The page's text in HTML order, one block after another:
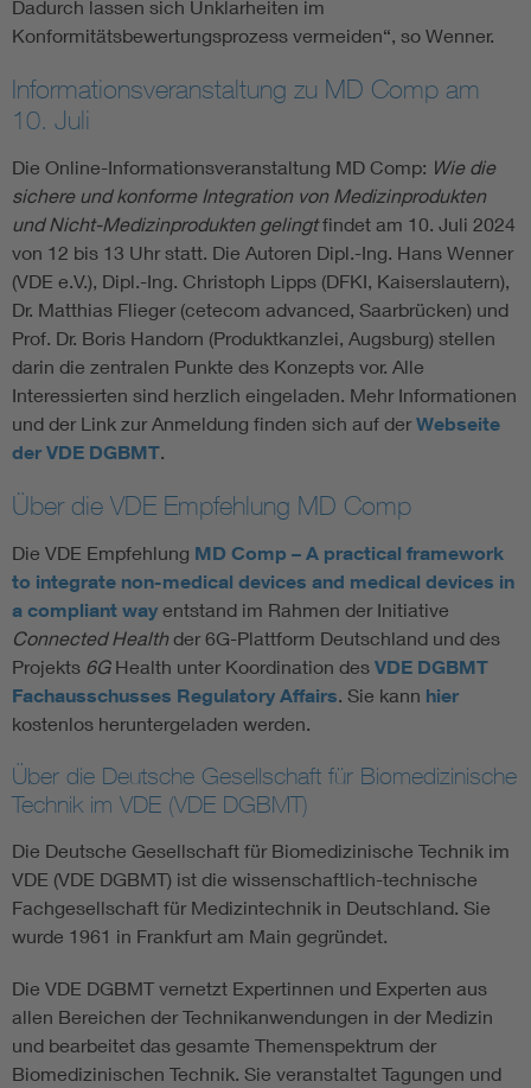
Dadurch lassen sich Unklarheiten im
Konformitätsbewertungsprozess vermeiden“, so Wenner.
Informationsveranstaltung zu MD Comp am
10. Juli
Die Online-Informationsveranstaltung MD Comp: Wie die
sichere und konforme Integration von Medizinprodukten
und Nicht-Medizinprodukten gelingtfindet am 10. Juli 2024
von 12 bis 13 Uhr statt. Die Autoren Dipl.-Ing. Hans Wenner
(VDE e.V.), Dipl.-Ing. Christoph Lipps (DFKI, Kaiserslautern),
Dr. Matthias Flieger (cetecom advanced, Saarbrücken) und
Prof. Dr. Boris Handorn (Produktkanzlei, Augsburg) stellen
darin die zentralen Punkte des Konzepts vor. Alle
Interessierten sind herzlich eingeladen. Mehr Informationen
und der Link zur Anmeldung finden sich auf derWebseite
der VDE DGBMT
Über die VDE Empfehlung MD Comp
Die VDE Empfehlung MD Comp – A practical framework
to integrate non-medical devices and medical devices in
a compliant way entstand im Rahmen der Initiative
Connected Healthder 6G-Plattform Deutschland und des
Projekts 6GHealth unter Koordination des VDE DGBMT
Fachausschusses Regulatory Affairs . Sie kann hier
kostenlos heruntergeladen werden.
Über die Deutsche Gesellschaft für Biomedizinische
Technik im VDE (VDE DGBMT)
Die Deutsche Gesellschaft für Biomedizinische Technik im
VDE (VDE DGBMT) ist die wissenschaftlich-technische
Fachgesellschaft für Medizintechnik in Deutschland. Sie
wurde 1961 in Frankfurt am Main gegründet.
Die VDE DGBMT vernetzt Expertinnen und Experten aus
allen Bereichen der Technikanwendungen in der Medizin
und bearbeitet das gesamte Themenspektrum der
Biomedizinischen Technik. Sie veranstaltet Tagungen und